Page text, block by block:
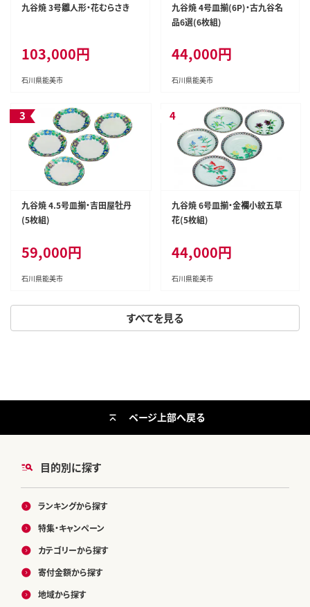
すべてを見る
九谷焼 3号雛人形・花むらさき
103,000円
石川県能美市
九谷焼 4号皿揃(6P)・古九谷名
品6選(6枚組)
44,000円
石川県能美市
九谷焼 4.5号皿揃・吉田屋牡丹
(5枚組)
59,000円
石川県能美市
九谷焼 6号皿揃・金襴小紋五草
花(5枚組)
44,000円
石川県能美市
目的別に探す
ランキングから探す
特集・キャンペーン
カテゴリーから探す
寄付金額から探す
地域から探す
ページ上部へ戻る